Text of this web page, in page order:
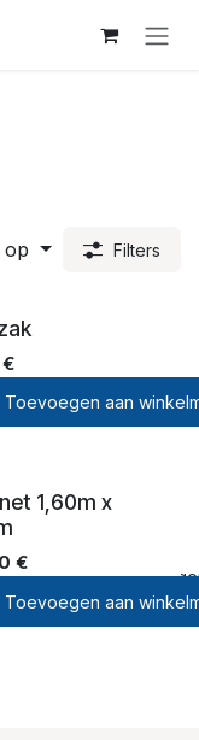
op
Filters
€
Toevoegen aan
1,60m x
€
Toevoegen aan